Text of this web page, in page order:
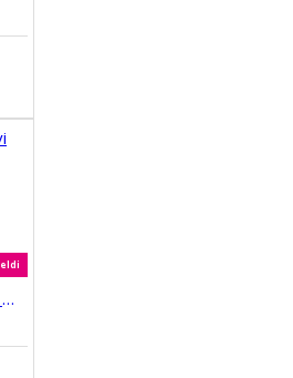
10 Adet 30x30cm Mavi Motifli Desen Köpük Yapışkanlı Mutfak Banyo Duvar Paneli Kağıdı CYCZT00212